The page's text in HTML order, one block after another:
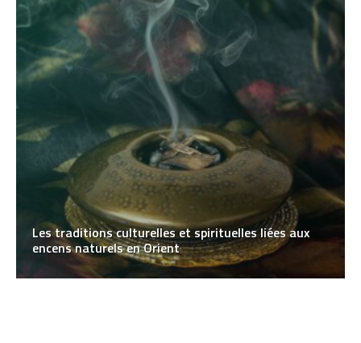
Les traditions culturelles et spirituelles liées aux
encens naturels en Orient